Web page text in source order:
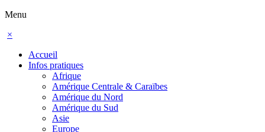
Menu
×
Accueil
Infos pratiques
Afrique
Amérique Centrale & Caraïbes
Amérique du Nord
Amérique du Sud
Asie
Europe